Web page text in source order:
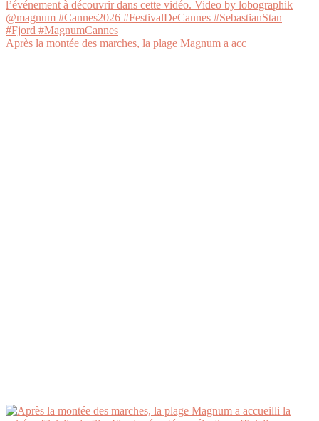
Après la montée des marches, la plage Magnum a acc